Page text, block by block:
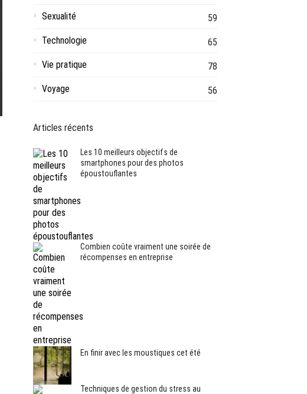
Sexualité
59
Technologie
65
Vie pratique
78
Voyage
56
Articles récents
Les 10 meilleurs objectifs de
smartphones pour des photos
époustouflantes
Combien coûte vraiment une soirée de
récompenses en entreprise
En finir avec les moustiques cet été
Techniques de gestion du stress au